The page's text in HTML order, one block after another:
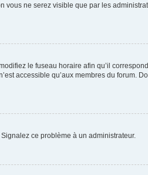
vous ne serez visible que par les
le fuseau horaire afin qu’il
accessible qu’aux membres du forum.
ce problème à un administrateur.